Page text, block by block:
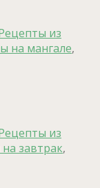
из
на мангале,
из
завтрак,